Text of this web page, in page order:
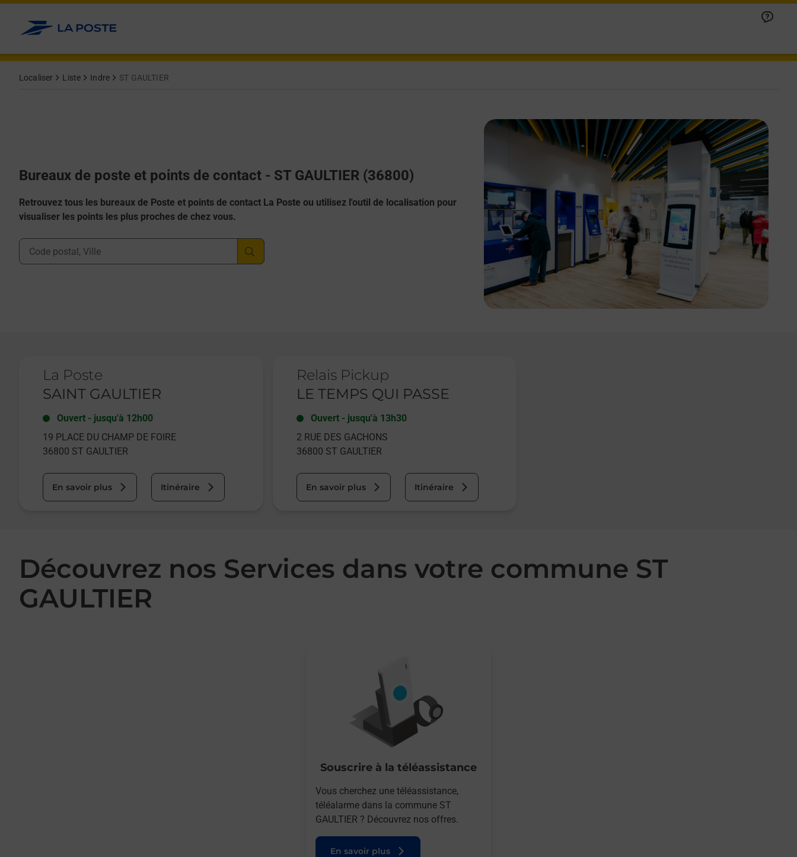
Allez au contenu
Localiser Liste Indre ST GAULTIER
Bureaux de poste et points de contact - ST GAULTIER (36800)
Retrouvez tous les bureaux de Poste et points de contact La Poste ou utilisez l'outil de localisation pour
visualiser les points les plus proches de chez vous.
Ville, Département, Code Postal
La Poste
SAINT GAULTIER
Ouvert - jusqu'à 12h00
19 PLACE DU CHAMP DE FOIRE
36800 ST GAULTIER
En savoir plus Itinéraire
Relais Pickup
LE TEMPS QUI PASSE
Ouvert- jusqu'à 13h30
2 RUE DES GACHONS
36800 ST GAULTIER
En savoir plus Itinéraire
Découvrez nos Services dans votre commune ST
GAULTIER
Souscrire à la téléassistance
Vous cherchez une téléassistance,
téléalarme dans la commune ST
GAULTIER ? Découvrez nos offres.
En savoir plus
Afficher ou masquer la réponse
Afficher ou masquer la réponse
Afficher ou masquer la réponse
Afficher ou masquer la réponse
Afficher ou masquer la réponse